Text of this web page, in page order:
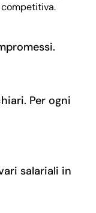
Per ogni
salariali in